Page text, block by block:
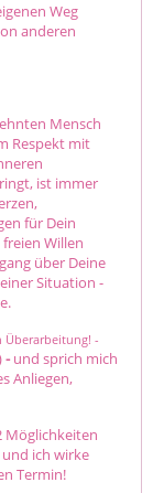
Weg
anderen
Mensch
Respekt mit
ist immer
für Dein
Willen
über Deine
Situation -
Überarbeitung! -
-und sprich mich
Anliegen,
Möglichkeiten
und ich wirke
Termin!